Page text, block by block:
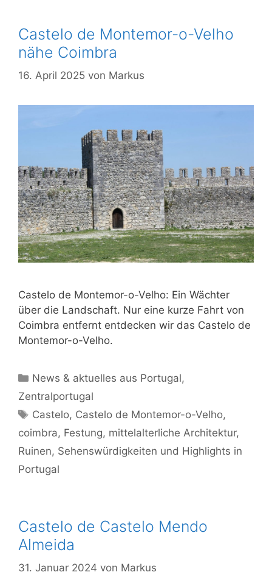
Castelo de Montemor-o-Velho
nähe Coimbra
16. April 2025 von Markus
Castelo de Montemor-o-Velho: Ein Wächter
über die Landschaft. Nur eine kurze Fahrt von
Coimbra entfernt entdecken wir das Castelo de
Montemor-o-Velho.
Kategorien
News & aktuelles aus Portugal,
Zentralportugal
Schlagwörter
Castelo, Castelo de Montemor-o-Velho,
coimbra, Festung, mittelalterliche Architektur,
Ruinen, Sehenswürdigkeiten und Highlights in
Portugal
Castelo de Castelo Mendo
Almeida
31. Januar 2024 von Markus